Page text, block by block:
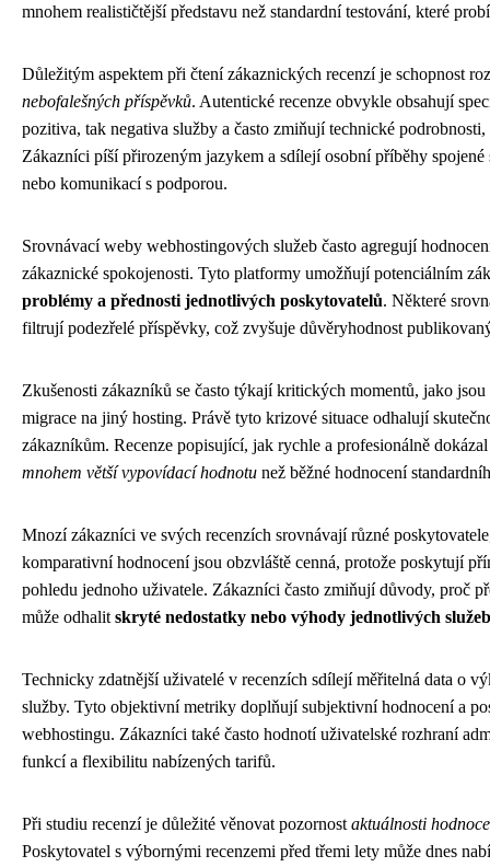
mnohem realističtější představu než standardní testování, které
Důležitým aspektem při čtení zákaznických recenzí je schopnost
nebofalešných příspěvků. Autentické recenze obvykle obsahují
pozitiva, tak negativa služby a často zmiňují technické
Zákazníci píší přirozeným jazykem a sdílejí osobní příběhy
nebo komunikací s podporou.
Srovnávací weby webhostingových služeb často agregují
zákaznické spokojenosti. Tyto platformy umožňují potenciálním
problémy a přednosti jednotlivých poskytovatelů. Některé
filtrují podezřelé příspěvky, což zvyšuje důvěryhodnost
Zkušenosti zákazníků se často týkají kritických momentů, jako
migrace na jiný hosting. Právě tyto krizové situace odhalují
zákazníkům. Recenze popisující, jak rychle a profesionálně
mnohem větší vypovídací hodnotu než běžné hodnocení
Mnozí zákazníci ve svých recenzích srovnávají různé
komparativní hodnocení jsou obzvláště cenná, protože poskytují
pohledu jednoho uživatele. Zákazníci často zmiňují důvody, proč
může odhalit skryté nedostatky nebo výhody jednotlivých služeb
Technicky zdatnější uživatelé v recenzích sdílejí měřitelná data o
služby. Tyto objektivní metriky doplňují subjektivní hodnocení a
webhostingu. Zákazníci také často hodnotí uživatelské rozhraní
funkcí a flexibilitu nabízených tarifů.
Při studiu recenzí je důležité věnovat pozornost aktuálnosti
Poskytovatel s výbornými recenzemi před třemi lety může dnes